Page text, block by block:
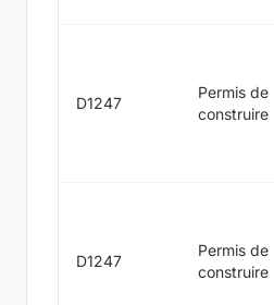
D1247
Permis de
construire
D1247
Permis de
construire